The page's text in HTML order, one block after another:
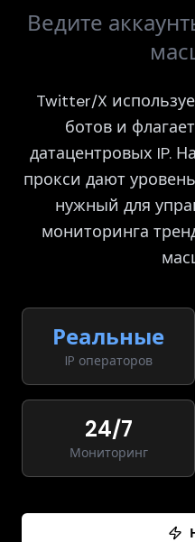
Ведите
Twitter/X
ботов и
датацентровых IP.
прокси дают
нужный для
мониторинга
Реальные
IP операторов
24/7
Мониторинг